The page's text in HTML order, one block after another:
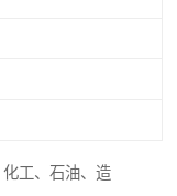
工、石油、造